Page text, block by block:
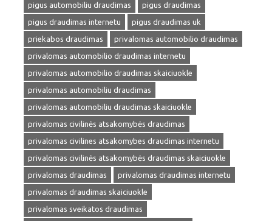
pigus automobiliu draudimas
pigus draudimas
pigus draudimas internetu
pigus draudimas uk
priekabos draudimas
privalomas automobilio draudimas
privalomas automobilio draudimas internetu
privalomas automobilio draudimas skaiciuokle
privalomas automobiliu draudimas
privalomas automobiliu draudimas skaiciuokle
privalomas civilinės atsakomybės draudimas
privalomas civilines atsakomybes draudimas internetu
privalomas civilinės atsakomybės draudimas skaiciuokle
privalomas draudimas
privalomas draudimas internetu
privalomas draudimas skaiciuokle
privalomas sveikatos draudimas